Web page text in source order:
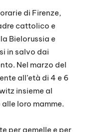
di Firenze,
cattolico e
Bielorussia e
in salvo dai
Nel marzo del
all’età di 4 e 6
insieme al
loro mamme.
per gemelle e per